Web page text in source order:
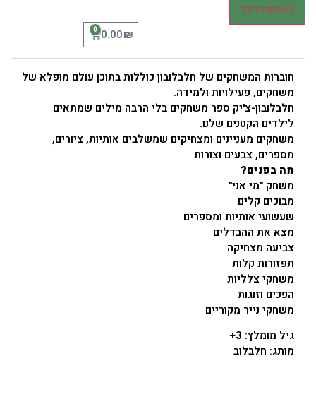
הוספה לסל
0.00₪
0
חוברות המשחקים של חלבלובון כוללות בתוכן עולם מופלא של
משחקים, פעילויות ולמידה.
חלבלובון-צ'יק ספר משחקים בלי הרבה מילים שמתאים
לילדים הקטנים שלנו.
משחקים מעניינים ומצחיקים שמשלבים אותיות, ציורים,
מספרים, צבעים וצורות
מה בפנים?
משחק "מי אני"
מבוכים קלים
שעשועי אותיות ומספרים
מצא את ההבדלים
צביעה מצחיקה
תפזורות קלות
משחקי צלליות
הפכים וזוגות
משחקי נייר מקוריים
גיל מומלץ: 3+
מותג: חלבלוב